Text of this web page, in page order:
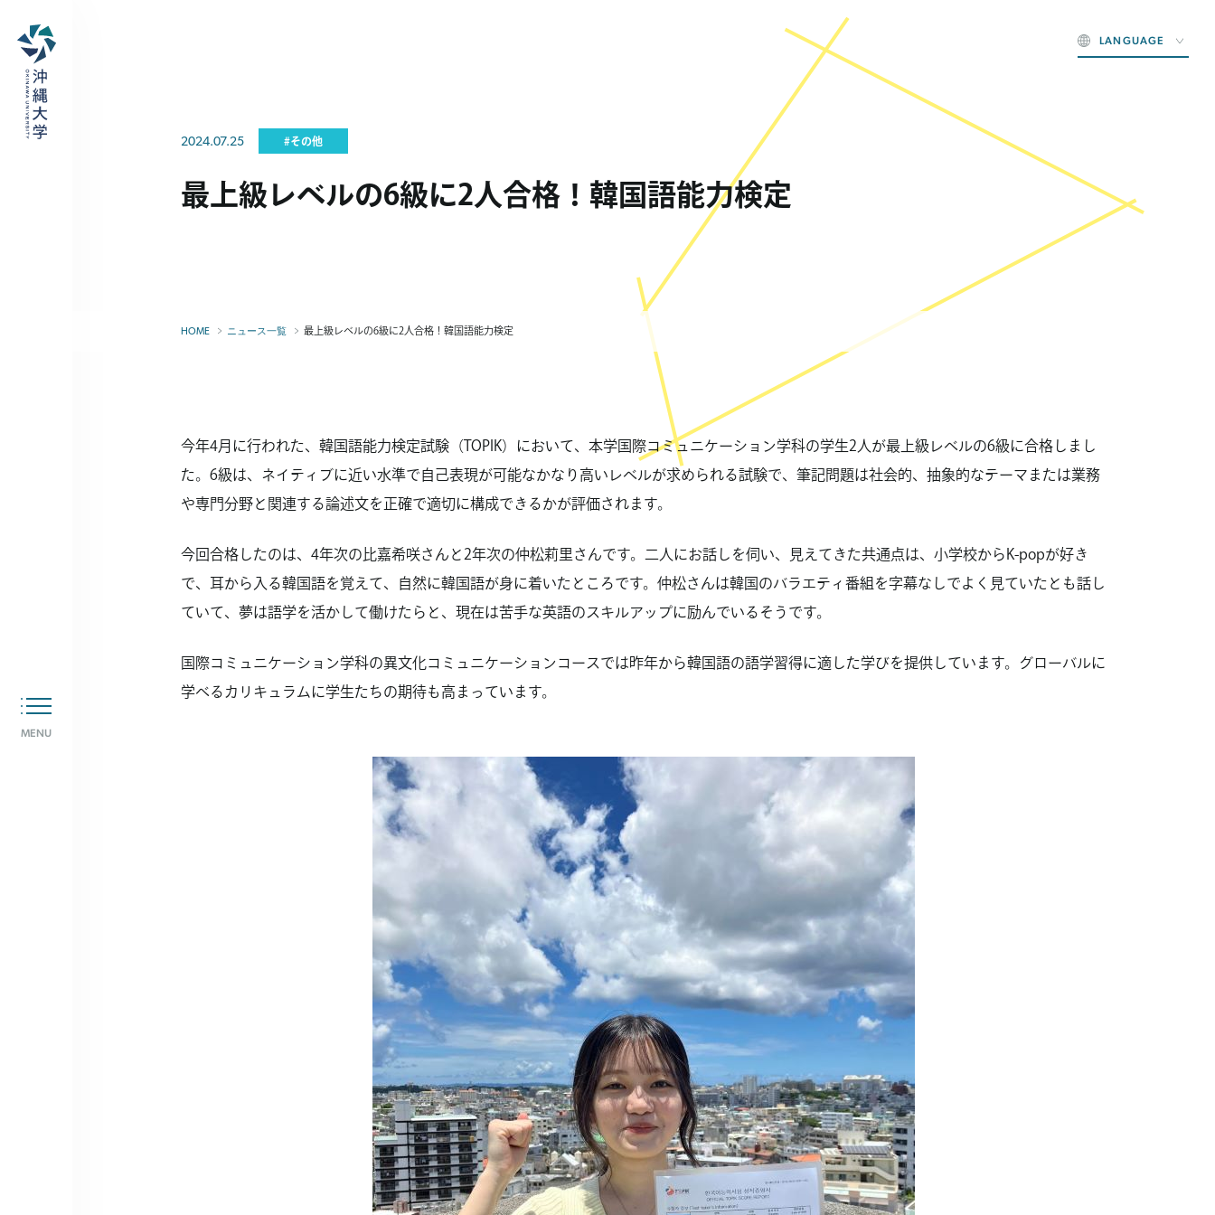
MENU
LANGUAGE
2024.07.25 #その他
最上級レベルの6級に2人合格！韓国語能力検定
HOME ニュース一覧 最上級レベルの6級に2人合格！韓国語能力検定
今年4月に行われた、韓国語能力検定試験（TOPIK）において、本学国際コミュニケーション学科の学生2人が最上級レベルの6級に合格しまし
た。6級は、ネイティブに近い水準で自己表現が可能なかなり高いレベルが求められる試験で、筆記問題は社会的、抽象的なテーマまたは業務
や専門分野と関連する論述文を正確で適切に構成できるかが評価されます。
今回合格したのは、4年次の比嘉希咲さんと2年次の仲松莉里さんです。二人にお話しを伺い、見えてきた共通点は、小学校からK-popが好き
で、耳から入る韓国語を覚えて、自然に韓国語が身に着いたところです。仲松さんは韓国のバラエティ番組を字幕なしでよく見ていたとも話し
ていて、夢は語学を活かして働けたらと、現在は苦手な英語のスキルアップに励んでいるそうです。
国際コミュニケーション学科の異文化コミュニケーションコースでは昨年から韓国語の語学習得に適した学びを提供しています。グローバルに
学べるカリキュラムに学生たちの期待も高まっています。